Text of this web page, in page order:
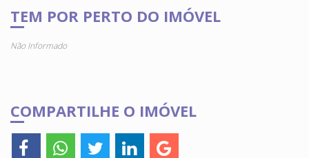
TEM POR PERTO DO IMÓVEL
Não Informado
COMPARTILHE O IMÓVEL